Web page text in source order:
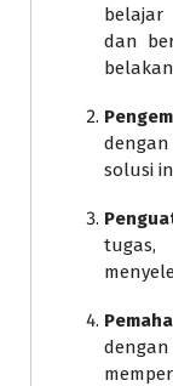
belajar
dan
solusi